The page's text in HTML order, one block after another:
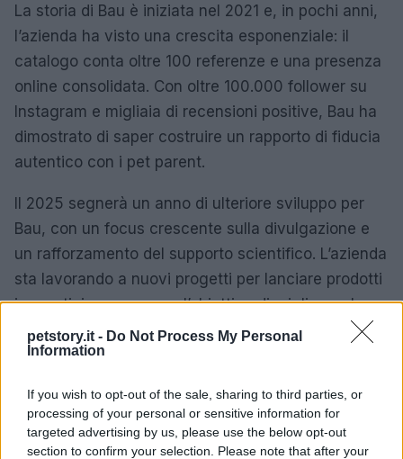
petstory.it - Do Not Process My Personal
Information
If you wish to opt-out of the sale, sharing to third parties, or
processing of your personal or sensitive information for
targeted advertising by us, please use the below opt-out
section to confirm your selection. Please note that after your
La storia di Bau è iniziata nel 2021 e, in pochi anni,
l’azienda ha visto una crescita esponenziale: il
catalogo conta oltre 100 referenze e una presenza
online consolidata. Con oltre 100.000 follower su
Instagram e migliaia di recensioni positive, Bau ha
dimostrato di saper costruire un rapporto di fiducia
autentico con i pet parent.
Il 2025 segnerà un anno di ulteriore sviluppo per
Bau, con un focus crescente sulla divulgazione e
un rafforzamento del supporto scientifico. L’azienda
sta lavorando a nuovi progetti per lanciare prodotti
innovativi, sempre con l’obiettivo di migliorare la
vita dei nostri animali domestici. Con un chiaro
impegno verso un
premium, offrendo prodotti che fanno davvero la
differenza nella vita quotidiana di cani e gatti.